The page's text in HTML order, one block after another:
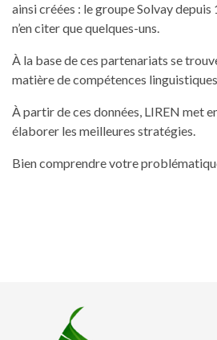
ainsi créées : le groupe Solvay
n’en citer que quelques-uns.
À la base de ces partenariats se
matière de compétences
À partir de ces données, LIREN met
élaborer les meilleures stratégies.
Bien comprendre votre